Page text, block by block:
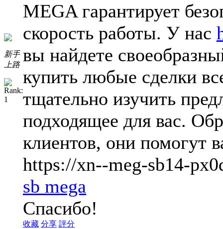
新手
上路
MEGA гарантирует
скорость работы. У нас
вы найдете
купить любые сделки
тщательно изучить
подходящее для вас.
клиентов, они помогут
https://xn--meg-sb14-
sb mega
Спасибо!
收藏 分享 評分